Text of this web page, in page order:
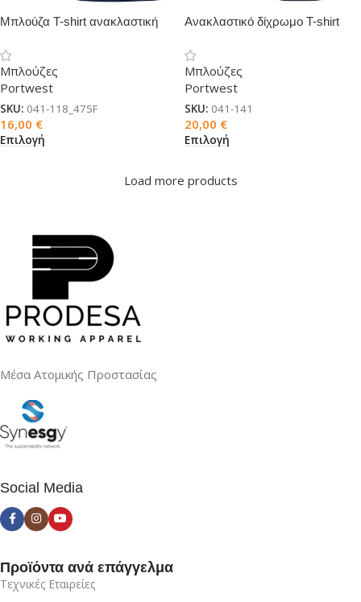
Μπλούζα T-shirt ανακλαστική
Μπλούζες
Portwest
SKU: 041-118_475F
16,00 €
Επιλογή
Ανακλαστικό δίχρωμο T-shirt
Μπλούζες
Portwest
SKU: 041-141
20,00 €
Επιλογή
Load more products
Μέσα Ατομικής Προστασίας
Social Media
Προϊόντα ανά επάγγελμα
Τεχνικές Εταιρείες